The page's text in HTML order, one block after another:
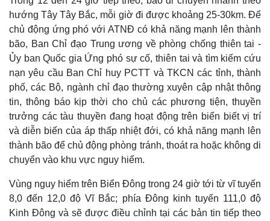
hướng Tây Tây Bắc, mỗi giờ đi được khoảng 25-30km. Để
chủ động ứng phó với ATNĐ có khả năng mạnh lên thành
bão, Ban Chỉ đạo Trung ương về phòng chống thiên tai -
Ủy ban Quốc gia Ứng phó sự cố, thiên tai và tìm kiếm cứu
nạn yêu cầu Ban Chỉ huy PCTT và TKCN các tỉnh, thành
phố, các Bộ, ngành chỉ đạo thường xuyên cập nhật thông
tin, thông báo kịp thời cho chủ các phương tiện, thuyền
trưởng các tàu thuyền đang hoạt động trên biển biết vị trí
và diễn biến của áp thấp nhiệt đới, có khả năng mạnh lên
thành bão để chủ động phòng tránh, thoát ra hoặc không di
chuyển vào khu vực nguy hiểm.
Vùng nguy hiểm trên Biển Đông trong 24 giờ tới từ vĩ tuyến
8,0 đến 12,0 độ Vĩ Bắc; phía Đông kinh tuyến 111,0 độ
Kinh Đông và sẽ được điều chỉnh tại các bản tin tiếp theo